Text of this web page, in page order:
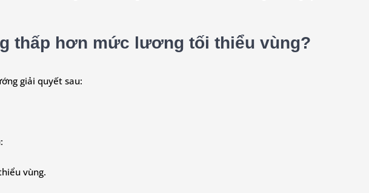
thấp hơn mức lương tối thiểu vùng?
giải quyết sau:
vùng.